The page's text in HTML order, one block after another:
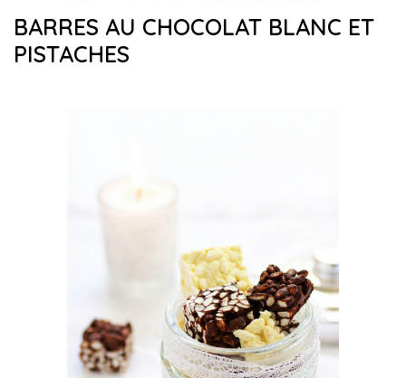
BARRES AU CHOCOLAT BLANC ET
PISTACHES